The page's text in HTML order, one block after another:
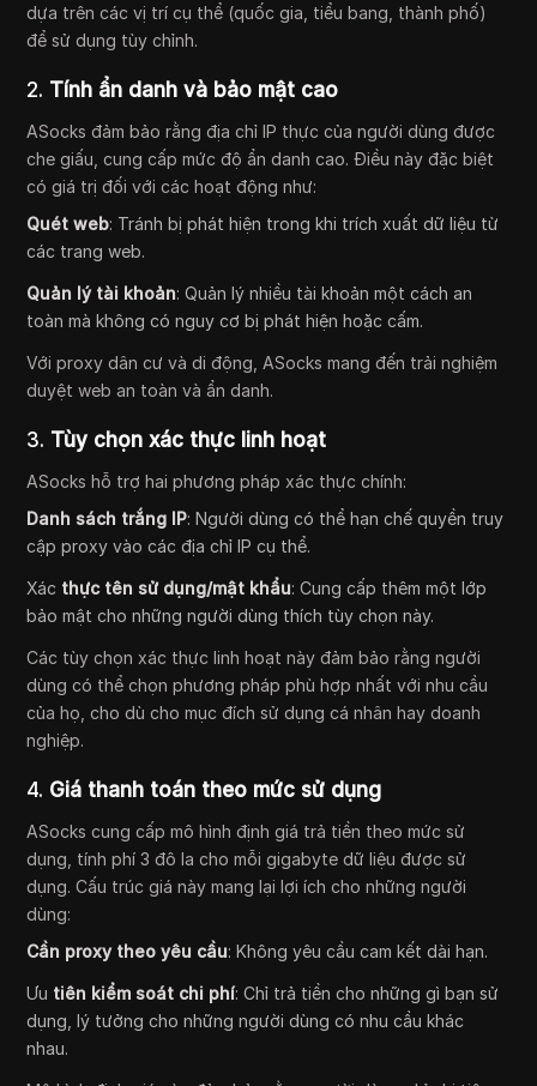
dựa trên các vị trí cụ thể (quốc gia, tiểu bang, thành phố)
để sử dụng tùy chỉnh.
2. Tính ẩn danh và bảo mật cao
ASocks đảm bảo rằng địa chỉ IP thực của người dùng được
che giấu, cung cấp mức độ ẩn danh cao. Điều này đặc biệt
có giá trị đối với các hoạt động như:
Quét web: Tránh bị phát hiện trong khi trích xuất dữ liệu từ
các trang web.
Quản lý tài khoản: Quản lý nhiều tài khoản một cách an
toàn mà không có nguy cơ bị phát hiện hoặc cấm.
Với proxy dân cư và di động, ASocks mang đến trải nghiệm
duyệt web an toàn và ẩn danh.
3. Tùy chọn xác thực linh hoạt
ASocks hỗ trợ hai phương pháp xác thực chính:
Danh sách trắng IP: Người dùng có thể hạn chế quyền truy
cập proxy vào các địa chỉ IP cụ thể.
Xác thực tên sử dụng/mật khẩu: Cung cấp thêm một lớp
bảo mật cho những người dùng thích tùy chọn này.
Các tùy chọn xác thực linh hoạt này đảm bảo rằng người
dùng có thể chọn phương pháp phù hợp nhất với nhu cầu
của họ, cho dù cho mục đích sử dụng cá nhân hay doanh
nghiệp.
4. Giá thanh toán theo mức sử dụng
ASocks cung cấp mô hình định giá trả tiền theo mức sử
dụng, tính phí 3 đô la cho mỗi gigabyte dữ liệu được sử
dụng. Cấu trúc giá này mang lại lợi ích cho những người
dùng:
Cần proxy theo yêu cầu: Không yêu cầu cam kết dài hạn.
Ưu tiên kiểm soát chi phí: Chỉ trả tiền cho những gì bạn sử
dụng, lý tưởng cho những người dùng có nhu cầu khác
nhau.